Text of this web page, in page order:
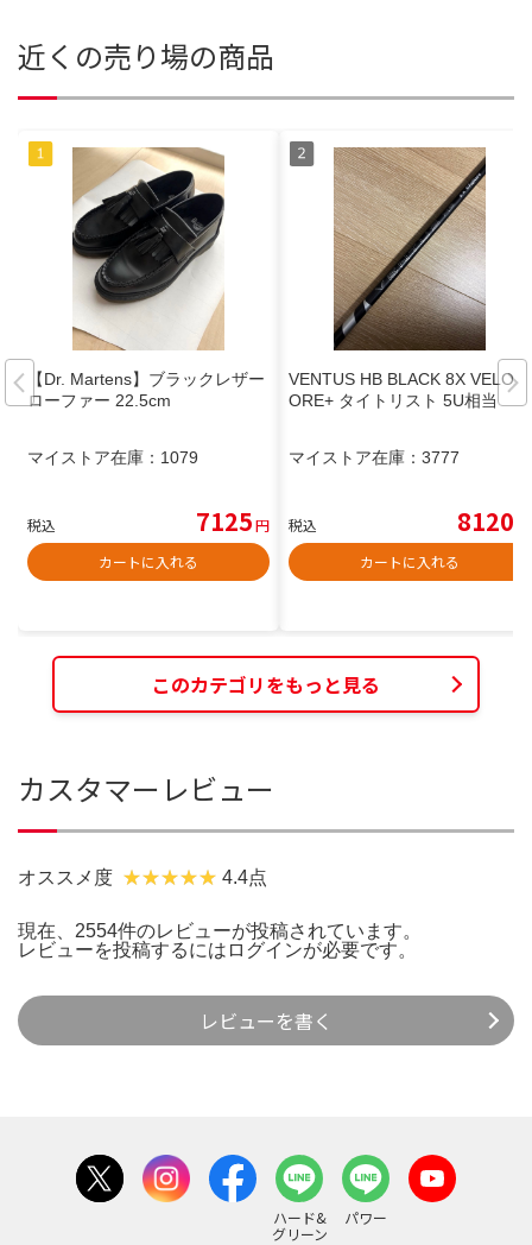
近くの売り場の商品
【Dr. Martens】ブラックレザー
ローファー 22.5cm
マイストア在庫： 1079
税込 7125円
カートに入れる
VENTUS HB BLACK 8X VELOC
ORE+ タイトリスト 5U相当
マイストア在庫： 3777
税込 8120
カートに入れる
このカテゴリをもっと見る
カスタマーレビュー
オススメ度 4.4点
現在、2554件のレビューが投稿されています。
レビューを投稿するには ログインが必要です。
レビューを書く
ハード&
グリーン
パワー